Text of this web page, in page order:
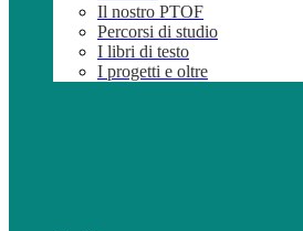
Il nostro PTOF
Percorsi di studio
I libri di testo
I progetti e oltre